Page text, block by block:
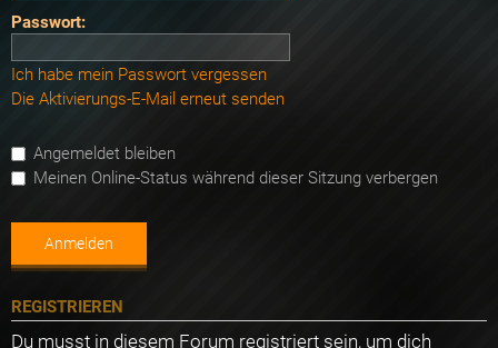
Passwort:
Ich habe mein Passwort vergessen
Die Aktivierungs-E-Mail erneut senden
Angemeldet bleiben
Meinen Online-Status während dieser Sitzung verbergen
REGISTRIEREN
Du musst in diesem Forum registriert sein, um dich